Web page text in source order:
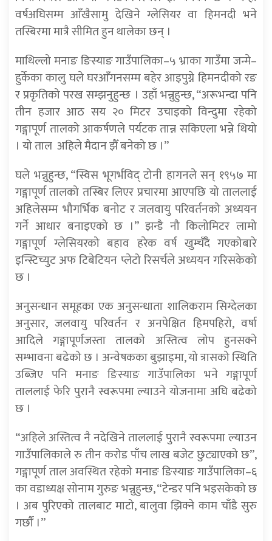
वर्षअघिसम्म आँखैसामु देखिने ग्लेसियर वा हिमनदी भने
तस्बिरमा मात्रै सीमित हुन थालेका छन् ।
माथिल्लो मनाङ ङिस्याङ गाउँपालिका–५ भ्राका गाउँमा जन्मे–
हुर्केका कालु घले घरआँगनसम्म बहेर आइपुग्ने हिमनदीको रङ
र प्रकृतिको परख सम्झनुहुन्छ । उहाँ भन्नुहुन्छ, “अरूभन्दा पनि
तीन हजार आठ सय २० मिटर उचाइको विन्दुमा रहेको
गङ्गापूर्ण तालको आकर्षणले पर्यटक तान्न सकिएला भन्ने थियो
। यो ताल अहिले मैदान झैँ बनेको छ ।”
घले भन्नुहुन्छ, “स्विस भूगर्भविद् टोनी हागनले सन् १९५७ मा
गङ्गापूर्ण तालको तस्बिर लिएर प्रचारमा आएपछि यो ताललाई
अहिलेसम्म भौगर्भिक बनोट र जलवायु परिवर्तनको अध्ययन
गर्ने आधार बनाइएको छ ।” झन्डै नौ किलोमिटर लामो
गङ्गापूर्ण ग्लेसियरको बहाव हरेक वर्ष खुम्चँदै गएकोबारे
इन्स्टिच्युट अफ टिबेटियन प्लेटो रिसर्चले अध्ययन गरिसकेको
छ ।
अनुसन्धान समूहका एक अनुसन्धाता शालिकराम सिग्देलका
अनुसार, जलवायु परिवर्तन र अनपेक्षित हिमपहिरो, वर्षा
आदिले गङ्गापूर्णजस्ता तालको अस्तित्व लोप हुनसक्ने
सम्भावना बढेको छ । अन्वेषकका बुझाइमा, यो त्रासको स्थिति
उब्जिए पनि मनाङ ङिस्याङ गाउँपालिका भने गङ्गापूर्ण
ताललाई फेरि पुरानै स्वरूपमा ल्याउने योजनामा अघि बढेको
छ ।
“अहिले अस्तित्व नै नदेखिने ताललाई पुरानै स्वरूपमा ल्याउन
गाउँपालिकाले रु तीन करोड पाँच लाख बजेट छुट्याएको छ”,
गङ्गापूर्ण ताल अवस्थित रहेको मनाङ ङिस्याङ गाउँपालिका–६
का वडाध्यक्ष सोनाम गुरुङ भन्नुहुन्छ, “टेन्डर पनि भइसकेको छ
। अब पुरिएको तालबाट माटो, बालुवा झिक्ने काम चाँडै सुरु
गर्छाैं ।”